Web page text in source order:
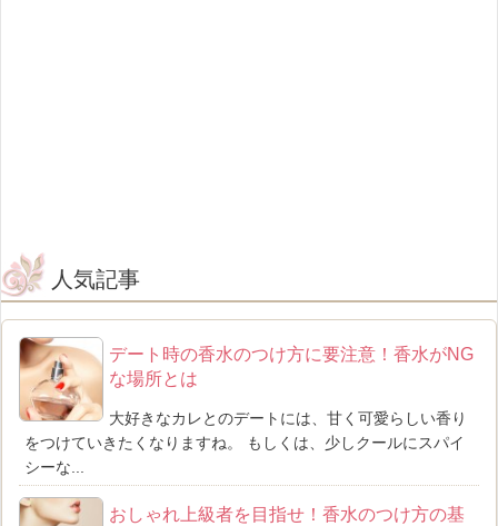
人気記事
デート時の香水のつけ方に要注意！香水がNG
な場所とは
大好きなカレとのデートには、甘く可愛らしい香り
をつけていきたくなりますね。 もしくは、少しクールにスパイ
シーな...
おしゃれ上級者を目指せ！香水のつけ方の基